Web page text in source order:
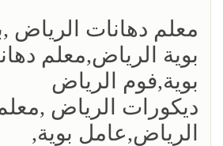
معلم دهانات الرياض
بوية الرياض,معلم
بوية,فوم الرياض
ديكورات الرياض
الرياض,عامل بوية,